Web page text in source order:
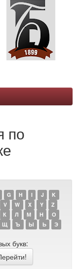
по
G H I J
K
V W X Y
Z
К Л М Н
О
Щ Ъ Ы Ь
Э
букв: